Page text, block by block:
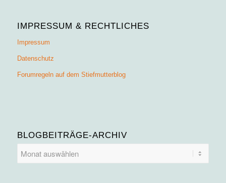
IMPRESSUM & RECHTLICHES
Impressum
Datenschutz
Forumregeln auf dem Stiefmutterblog
BLOGBEITRÄGE-ARCHIV